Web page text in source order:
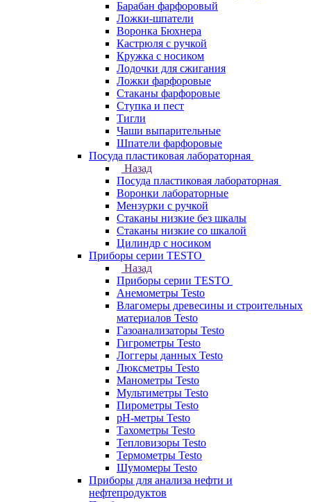
Барабан фарфоровый
Ложки-шпатели
Воронка Бюхнера
Кастрюля с ручкой
Кружка с носиком
Лодочки для сжигания
Ложки фарфоровые
Стаканы фарфоровые
Ступка и пест
Тигли
Чаши выпарительные
Шпатели фарфоровые
Посуда пластиковая лабораторная
Назад
Посуда пластиковая лабораторная
Воронки лабораторные
Мензурки с ручкой
Стаканы низкие без шкалы
Стаканы низкие со шкалой
Цилиндр с носиком
Приборы серии TESTO
Назад
Приборы серии TESTO
Анемометры Testo
Влагомеры древесины и строительных
материалов Testo
Газоанализаторы Testo
Гигрометры Testo
Логгеры данных Testo
Люксметры Testo
Манометры Testo
Мультиметры Testo
Пирометры Testo
pH-метры Testo
Тахометры Testo
Тепловизоры Testo
Термометры Testo
Шумомеры Testo
Приборы для анализа нефти и
нефтепродуктов